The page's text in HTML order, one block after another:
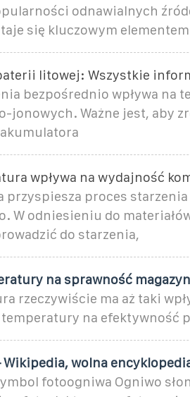
odnawialnych
się kluczowym elementem
litowej: Wszystkie
bezpośrednio wpływa na
jonowych. Ważne jest, aby
wpływa na wydajność
przyspiesza proces
W odniesieniu do
do starzenia,
na sprawność
rzeczywiście ma aż taki
temperatury na efektywność
Wikipedia, wolna
fotoogniwa Ogniwo